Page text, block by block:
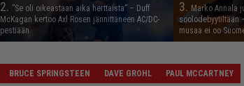
2. ”Se oli oikeastaan aika herttaista” – Duff
McKagan kertoo Axl Rosen jännittäneen AC/DC-
pestiään
3. Marko Annala
soolodebyytiltään
musaa ei oo
BRUCE SPRINGSTEEN DAVE GROHL PAUL MCCARTNEY